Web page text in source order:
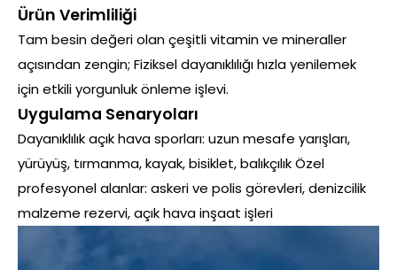
Ürün Verimliliği
Tam besin değeri olan çeşitli vitamin ve mineraller
açısından zengin; Fiziksel dayanıklılığı hızla yenilemek
için etkili yorgunluk önleme işlevi.
Uygulama Senaryoları
Dayanıklılık açık hava sporları: uzun mesafe yarışları,
yürüyüş, tırmanma, kayak, bisiklet, balıkçılık Özel
profesyonel alanlar: askeri ve polis görevleri, denizcilik
malzeme rezervi, açık hava inşaat işleri